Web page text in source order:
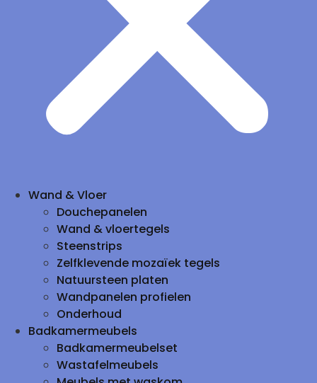
Wand & Vloer
Douchepanelen
Wand & vloertegels
Steenstrips
Zelfklevende mozaïek tegels
Natuursteen platen
Wandpanelen profielen
Onderhoud
Badkamermeubels
Badkamermeubelset
Wastafelmeubels